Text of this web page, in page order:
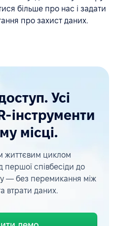
більше про нас і задати
про захист даних.
Усі
інструменти
місці.
життєвим циклом
першої співбесіди до
— без перемикання між
втрати даних.